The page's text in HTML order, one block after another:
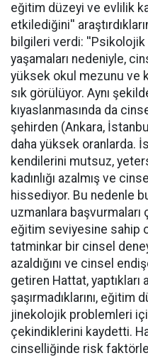
eğitim düzeyi ve evlilik
etkilediğini''
bilgileri verdi:
yaşamaları nedeniyle,
yüksek okul mezunu ve
sık görülüyor. Aynı
kıyaslanmasında da
şehirden (Ankara,
daha yüksek oranlarda.
kendilerini mutsuz,
kadınlığı azalmış ve
hissediyor. Bu nedenle
uzmanlara
eğitim seviyesine sahip
tatminkar bir cinsel
azaldığını ve cinsel
getiren Hattat, yaptıkları
şaşırmadıklarını, eğitim
jinekolojik problemleri
çekindiklerini kaydetti.
cinselliğinde risk